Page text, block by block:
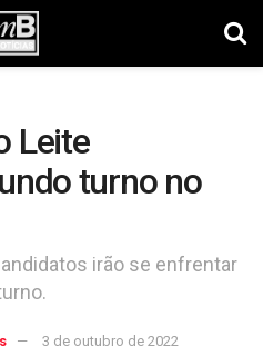
Leite
turno no
irão se enfrentar
3 de outubro de 2022